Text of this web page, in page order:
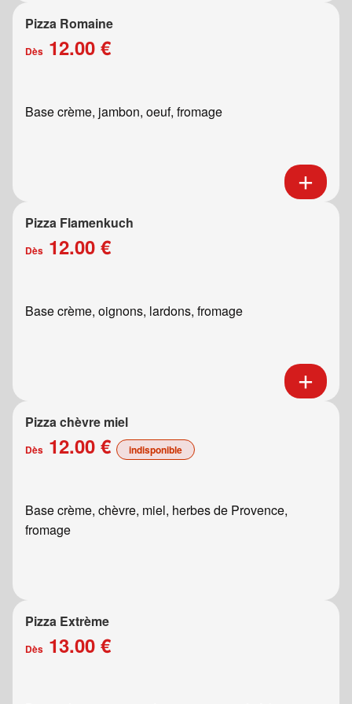
Pizza Romaine
Dès 12.00 €
Base crème, jambon, oeuf, fromage
Pizza Flamenkuch
Dès 12.00 €
Base crème, oignons, lardons, fromage
Pizza chèvre miel
Dès 12.00 € indisponible
Base crème, chèvre, miel, herbes de Provence,
fromage
Pizza Extrème
Dès 13.00 €